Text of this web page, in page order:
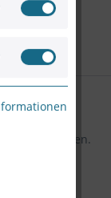
verwalten.